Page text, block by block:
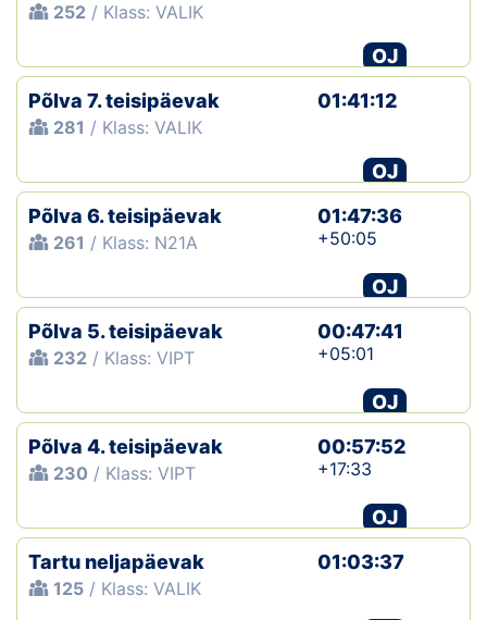
252 / Klass: VALIK
OJ
Põlva 7. teisipäevak
281 / Klass: VALIK
01:41:12
OJ
Põlva 6. teisipäevak
261 / Klass: N21A
01:47:36
+50:05
OJ
Põlva 5. teisipäevak
232 / Klass: VIPT
00:47:41
+05:01
OJ
Põlva 4. teisipäevak
230 / Klass: VIPT
00:57:52
+17:33
OJ
Tartu neljapäevak
125 / Klass: VALIK
01:03:37